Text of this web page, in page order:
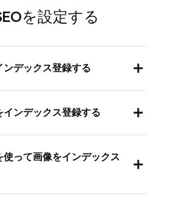
を設定する
デックス登録する
対応しています。
移動します。
ンデックス登録する
パネル内にあります。
使って画像をインデックス